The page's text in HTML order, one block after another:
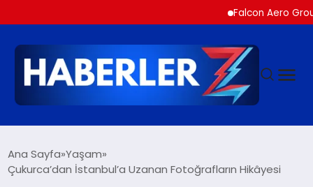
Falcon Aero Group,
Ana Sayfa Yaşam
Çukurca’dan İstanbul’a Uzanan Fotoğrafların Hikâyesi